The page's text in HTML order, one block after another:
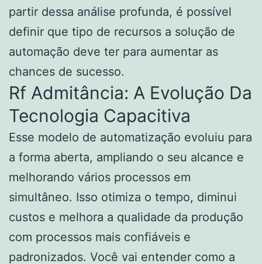
partir dessa análise profunda, é possível
definir que tipo de recursos a solução de
automação deve ter para aumentar as
chances de sucesso.
Rf Admitância: A Evolução Da
Tecnologia Capacitiva
Esse modelo de automatização evoluiu para
a forma aberta, ampliando o seu alcance e
melhorando vários processos em
simultâneo. Isso otimiza o tempo, diminui
custos e melhora a qualidade da produção
com processos mais confiáveis e
padronizados. Você vai entender como a